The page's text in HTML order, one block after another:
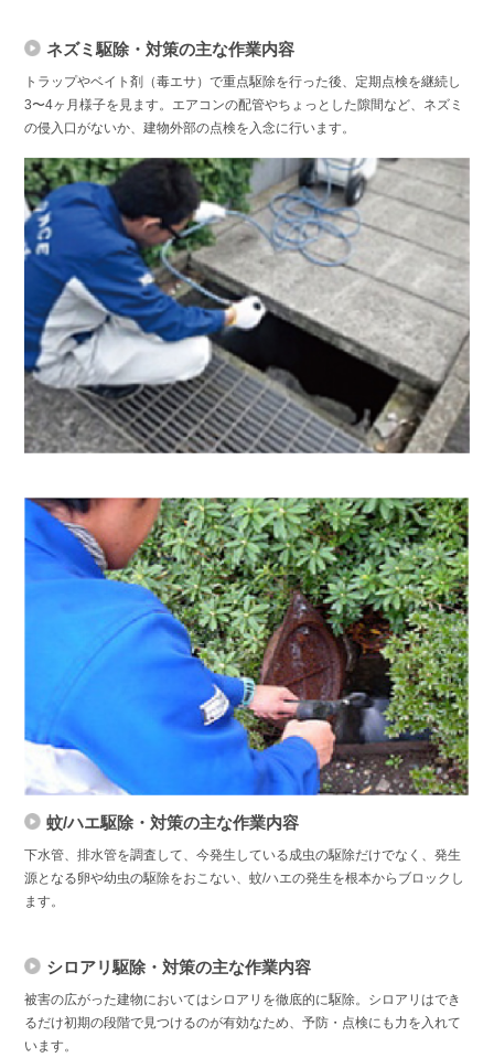
ネズミ駆除・対策の主な作業内容
トラップやベイト剤（毒エサ）で重点駆除を行った後、定期点検を継続し
3〜4ヶ月様子を見ます。エアコンの配管やちょっとした隙間など、ネズミ
の侵入口がないか、建物外部の点検を入念に行います。
蚊/ハエ駆除・対策の主な作業内容
下水管、排水管を調査して、今発生している成虫の駆除だけでなく、発生
源となる卵や幼虫の駆除をおこない、蚊/ハエの発生を根本からブロックし
ます。
シロアリ駆除・対策の主な作業内容
被害の広がった建物においてはシロアリを徹底的に駆除。シロアリはでき
るだけ初期の段階で見つけるのが有効なため、予防・点検にも力を入れて
います。